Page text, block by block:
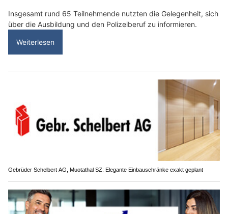
Insgesamt rund 65 Teilnehmende nutzten die Gelegenheit, sich
über die Ausbildung und den Polizeiberuf zu informieren.
Weiterlesen
Gebrüder Schelbert AG, Muotathal SZ: Elegante Einbauschränke exakt geplant